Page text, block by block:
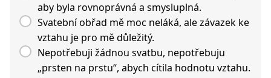
aby byla rovnoprávná a smysluplná.
Svatební obřad mě moc neláká, ale závazek ke
vztahu je pro mě důležitý.
Nepotřebuji žádnou svatbu, nepotřebuju
„prsten na prstu“, abych cítila hodnotu vztahu.